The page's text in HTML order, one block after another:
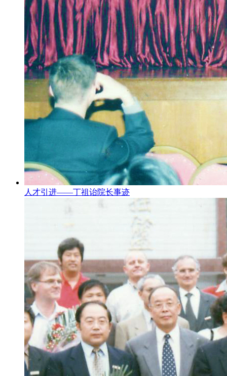
人才引进——丁祖诒院长事迹